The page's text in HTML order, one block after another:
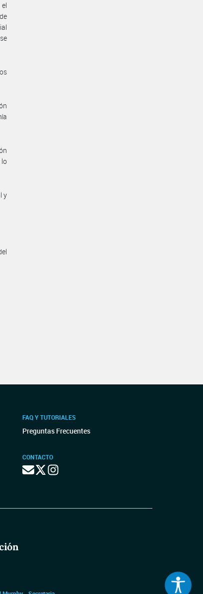
y
FAQ Y TUTORIALES
Preguntas Frecuentes
CONTACTO